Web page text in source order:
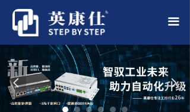
끀
首页
公司简介
产品中心
应用案例
넳 넲